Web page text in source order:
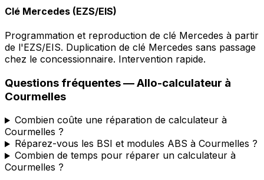
Clé Mercedes (EZS/EIS)
Programmation et reproduction de clé Mercedes à partir
de l'EZS/EIS. Duplication de clé Mercedes sans passage
chez le concessionnaire. Intervention rapide.
Questions fréquentes —Allo-calculateur à
Courmelles
Combien coûte une réparation de calculateur à
Courmelles ?
Réparez-vous les BSI et modules ABS à Courmelles ?
Combien de temps pour réparer un calculateur à
Courmelles ?